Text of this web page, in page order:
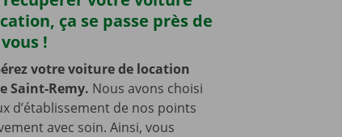
ça se passe près de
!
votre voiture de location
Saint-Remy. Nous avons choisi
d’établissement de nos points
avec soin. Ainsi, vous